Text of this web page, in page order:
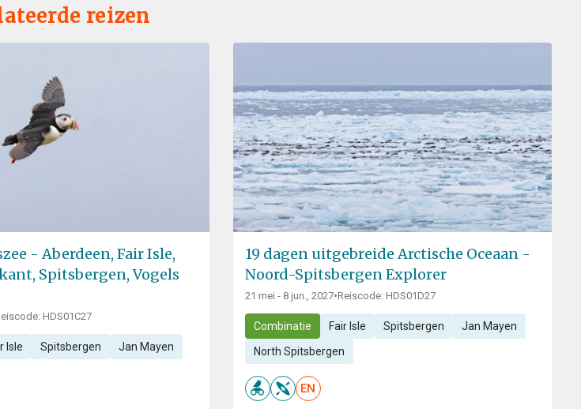
reizen
- Aberdeen, Fair Isle,
Spitsbergen, Vogels
HDS01C27
Isle Spitsbergen Jan Mayen
19 dagen uitgebreide Arctische Oceaan -
Noord-Spitsbergen Explorer
21 mei - 8 jun., 2027•Reiscode: HDS01D27
Combinatie Fair Isle Spitsbergen Jan Mayen
North Spitsbergen
EN